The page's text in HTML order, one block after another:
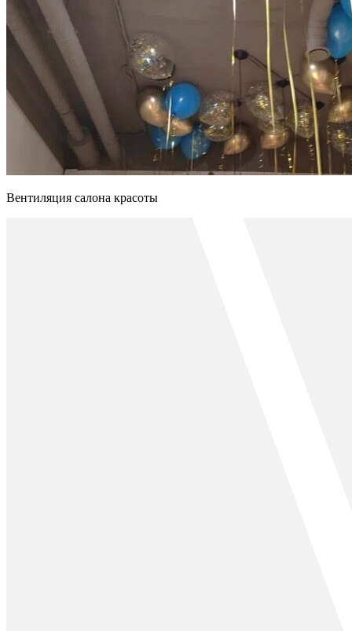
Вентиляция салона красоты